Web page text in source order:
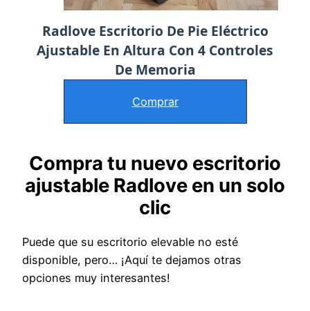
Radlove Escritorio De Pie Eléctrico
Ajustable En Altura Con 4 Controles
De Memoria
Comprar
Compra tu nuevo escritorio
ajustable Radlove en un solo
clic
Puede que su escritorio elevable no esté
disponible, pero… ¡Aquí te dejamos otras
opciones muy interesantes!